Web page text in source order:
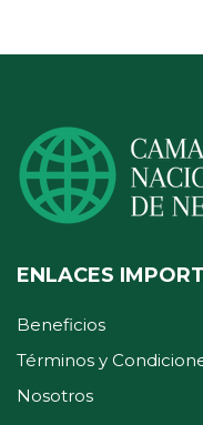
ENLACES
Beneficios
Términos y
Nosotros